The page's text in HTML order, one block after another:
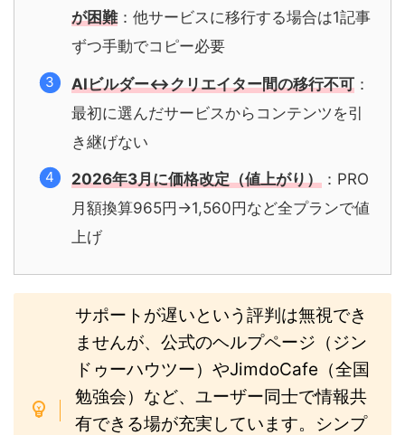
が困難：他サービスに移行する場合は1記事
ずつ手動でコピー必要
AIビルダー↔クリエイター間の移行不可：
最初に選んだサービスからコンテンツを引
き継げない
2026年3月に価格改定（値上がり）：PRO
月額換算965円→1,560円など全プランで値
上げ
サポートが遅いという評判は無視でき
ませんが、公式のヘルプページ（ジン
ドゥーハウツー）やJimdoCafe（全国
勉強会）など、ユーザー同士で情報共
有できる場が充実しています。シンプ